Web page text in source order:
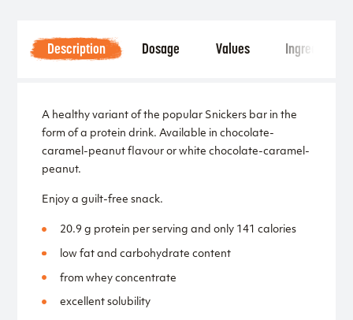
Description Dosage Values Ingredients
A healthy variant of the popular Snickers bar in the
form of a protein drink. Available in chocolate-
caramel-peanut flavour or white chocolate-caramel-
peanut.
Enjoy a guilt-free snack.
20.9 g protein per serving and only 141 calories
low fat and carbohydrate content
from whey concentrate
excellent solubility